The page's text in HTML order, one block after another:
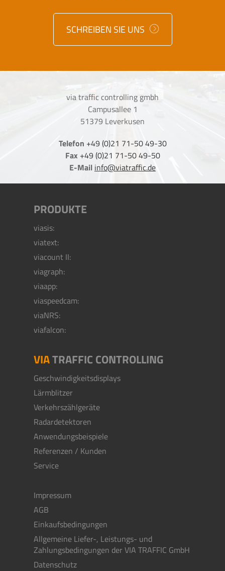
SCHREIBEN SIE UNS
via traffic controlling gmbh
Campusallee 1
51379 Leverkusen
Telefon +49 (0)21 71-50 49-30
Fax +49 (0)21 71-50 49-50
E-Mail info@viatraffic.de
PRODUKTE
viasis:
viatext:
viacount II:
viagraph:
viaapp:
viaspeedcam:
viaNRS:
viafalcon:
VIATRAFFIC CONTROLLING
Geschwindigkeitsdisplays
Lärmblitzer
Verkehrszählgeräte
Radardetektoren
Anwendungsbeispiele
Referenzen / Kunden
Service
Impressum
AGB
Einkaufsbedingungen
Allgemeine Liefer-, Leistungs- und
Zahlungsbedingungen der VIA TRAFFIC GmbH
Datenschutz